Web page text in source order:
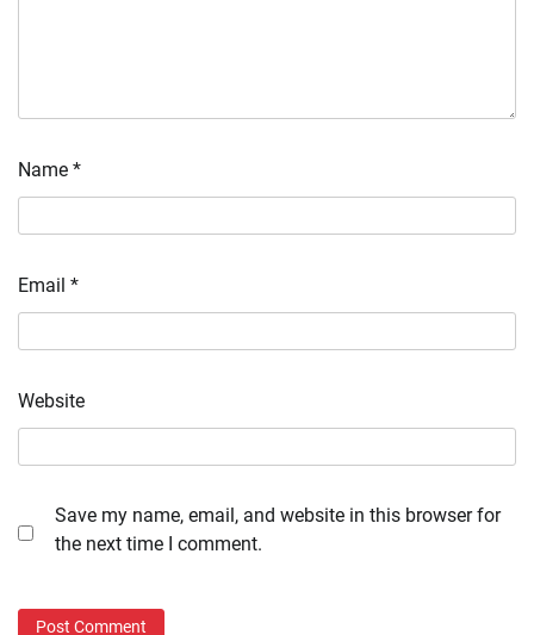
Name *
Email *
Website
Save my name, email, and website in this browser for
the next time I comment.